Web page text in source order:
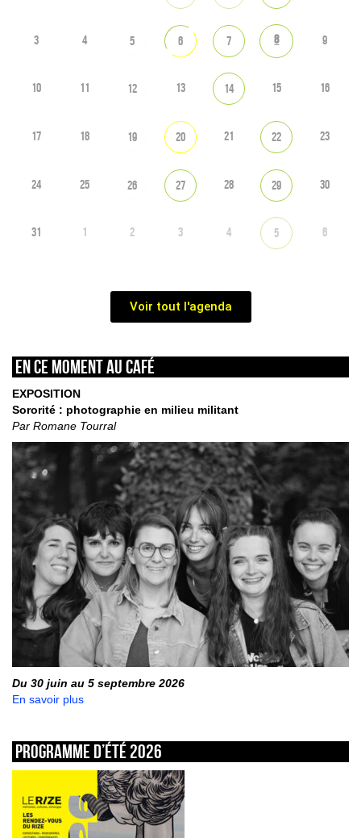
3 4 5 6 7 8 9
10 11 12 13 14 15 16
17 18 19 20 21 22 23
24 25 26 27 28 29 30
31 1 2 3 4 5 6
Voir tout l'agenda
En ce moment au café
EXPOSITION
Sororité : photographie en milieu militant
Par Romane Tourral
Du 30 juin au 5 septembre 2026
En savoir plus
Programme d’été 2026